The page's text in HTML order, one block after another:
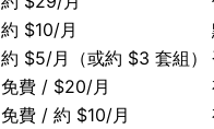
約 $10/月
約 $5/月（或約 $3 套組）
免費 / $20/月
免費 / 約 $10/月